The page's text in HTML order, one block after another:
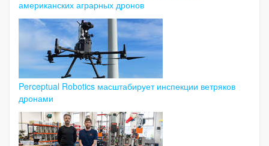
американских аграрных дронов
Perceptual Robotics масштабирует инспекции ветряков
дронами